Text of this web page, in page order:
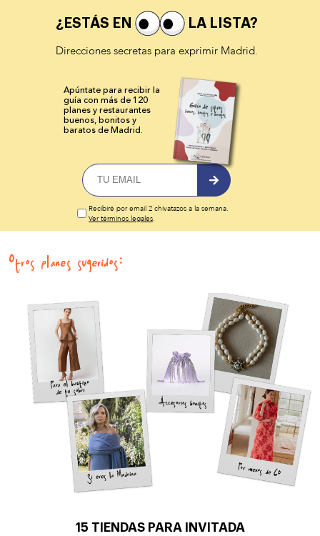
¿ESTÁS EN
LA LISTA?
Direcciones secretas para exprimir Madrid.
Apúntate para recibir la
guía con más de 120
planes y restaurantes
buenos, bonitos y
baratos de Madrid.
Recibiré por email 2 chivatazos a la semana.
Ver términos legales.
Otros planes sugeridos:
15 TIENDAS PARA INVITADA